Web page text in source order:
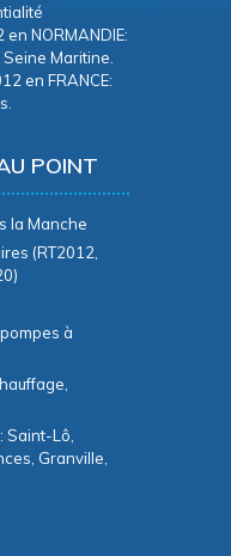
NORMANDIE:
Maritine.
en FRANCE:
POINT
la Manche
(RT2012,
à
Saint-Lô,
Granville,